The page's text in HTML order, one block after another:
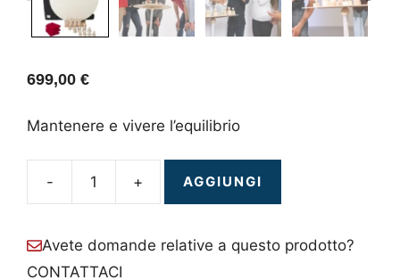
699,00 €
Mantenere e vivere l’equilibrio
-
SysTeam
+ AGGIUNGI
Avete domande relative a questo prodotto?
CONTATTACI